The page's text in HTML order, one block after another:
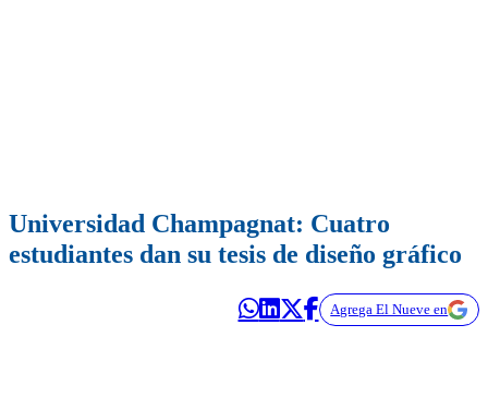
Universidad Champagnat: Cuatro
estudiantes dan su tesis de diseño gráfico
Agrega El Nueve en